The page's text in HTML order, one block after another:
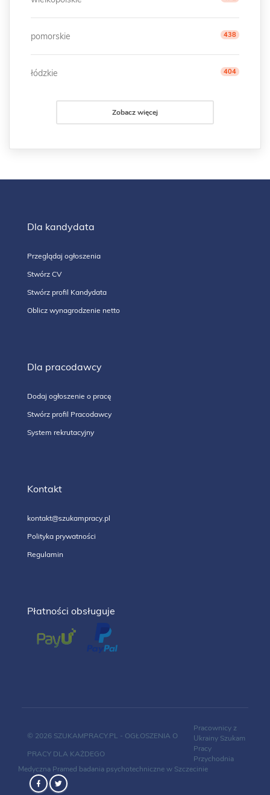
pomorskie 438
łódzkie 404
Zobacz więcej
Dla kandydata
Przeglądaj ogłoszenia
Stwórz CV
Stwórz profil Kandydata
Oblicz wynagrodzenie netto
Dla pracodawcy
Dodaj ogłoszenie o pracę
Stwórz profil Pracodawcy
System rekrutacyjny
Kontakt
kontakt@szukampracy.pl
Polityka prywatności
Regulamin
Płatności obsługuje
© 2026 SZUKAMPRACY.PL - OGŁOSZENIA O
PRACY DLA KAŻDEGO
Pracownicy z
Ukrainy Szukam
Pracy
Przychodnia
Medyczna Pramed badania psychotechniczne w Szczecinie